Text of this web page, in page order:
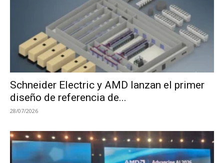
Schneider Electric y AMD lanzan el primer
diseño de referencia de...
28/07/2026